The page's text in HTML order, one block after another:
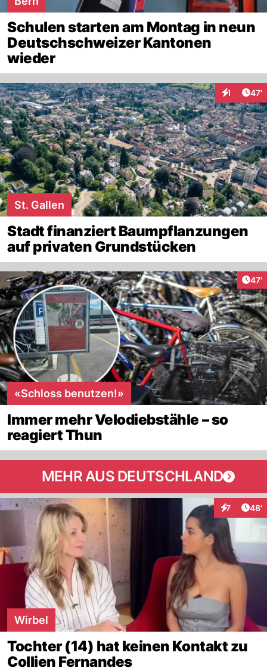
Schulen starten am Montag in neun
Deutschschweizer Kantonen
wieder
1 47'
St. Gallen
Stadt finanziert Baumpflanzungen
auf privaten Grundstücken
47'
«Schloss benutzen!»
Immer mehr Velodiebstähle – so
reagiert Thun
MEHR AUS DEUTSCHLAND
7 48'
Wirbel
Tochter (14) hat keinen Kontakt zu
Collien Fernandes